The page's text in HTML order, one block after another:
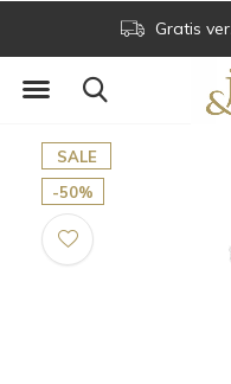
Gratis
SALE
-50%